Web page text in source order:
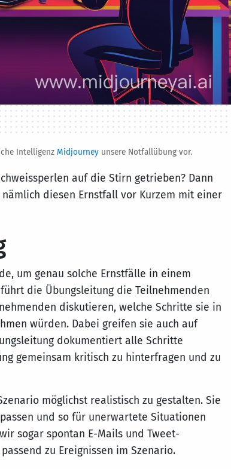
Intelligenz Midjourneyunsere Notfallübung vor.
auf die Stirn getrieben? Dann
diesen Ernstfall vor Kurzem mit einer
um genau solche Ernstfälle in einem
die Übungsleitung die Teilnehmenden
diskutieren, welche Schritte sie in
würden. Dabei greifen sie auch auf
dokumentiert alle Schritte
gemeinsam kritisch zu hinterfragen und zu
möglichst realistisch zu gestalten. Sie
und so für unerwartete Situationen
sogar spontan E-Mails und Tweet-
zu Ereignissen im Szenario.